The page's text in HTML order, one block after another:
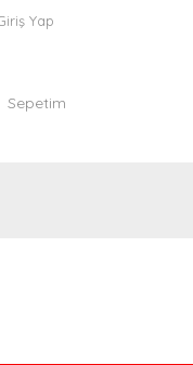
Yap
Sepetim